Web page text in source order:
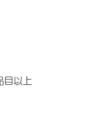
目以上